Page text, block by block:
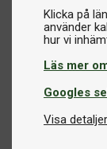
Klicka på
använder
Läs mer
Googles
Visa detaljer